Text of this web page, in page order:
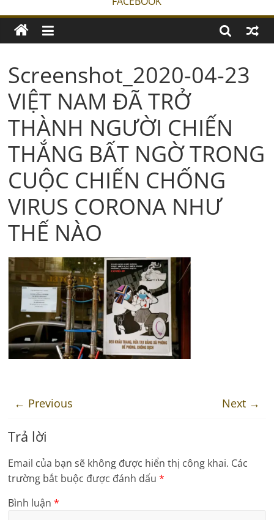
Screenshot_2020-04-23
VIỆT NAM ĐÃ TRỞ
THÀNH NGƯỜI CHIẾN
THẮNG BẤT NGỜ TRONG
CUỘC CHIẾN CHỐNG
VIRUS CORONA NHƯ
THẾ NÀO
← Previous Next →
Trả lời
Email của bạn sẽ không được hiển thị công khai. Các
trường bắt buộc được đánh dấu*
Bình luận*